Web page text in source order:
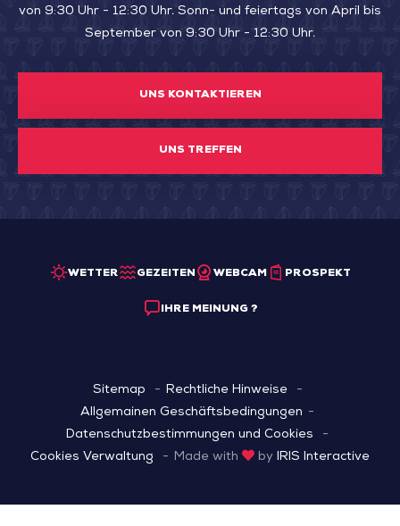
von 9:30 Uhr - 12:30 Uhr. Sonn- und feiertags von April bis
September von 9:30 Uhr - 12:30 Uhr.
UNS KONTAKTIEREN
UNS TREFFEN
WETTER GEZEITEN WEBCAM PROSPEKT
IHRE MEINUNG ?
Sitemap
Rechtliche Hinweise
Allgemainen Geschäftsbedingungen
Datenschutzbestimmungen und Cookies
Cookies Verwaltung
Made with by IRIS Interactive